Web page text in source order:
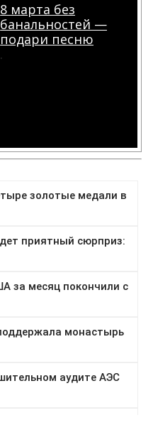
8 марта без
банальностей —
подари песню
.